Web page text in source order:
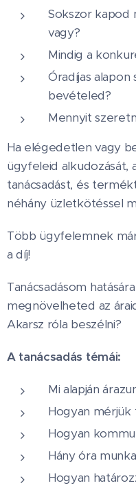
Sokszor kapod
vagy?
Mindig a
Óradíjas alapon
bevételed?
Mennyit
Ha elégedetlen vagy
ügyfeleid alkudozását,
tanácsadást, és
néhány üzletkötéssel
Több ügyfelemnek
a díj!
Tanácsadásom
megnövelheted az
Akarsz róla beszélni?
A tanácsadás témái:
Mi alapján
Hogyan
Hogyan
Hány óra
Hogyan